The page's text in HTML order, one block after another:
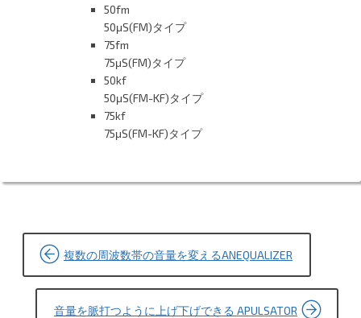
50fm
50μS(FM)タイプ
75fm
75μS(FM)タイプ
50kf
50μS(FM-KF)タイプ
75kf
75μS(FM-KF)タイプ
投
稿
ナ
複数の周波数帯の音量を変えるANEQUALIZER
音量を脈打つように上げ下げできる APULSATOR